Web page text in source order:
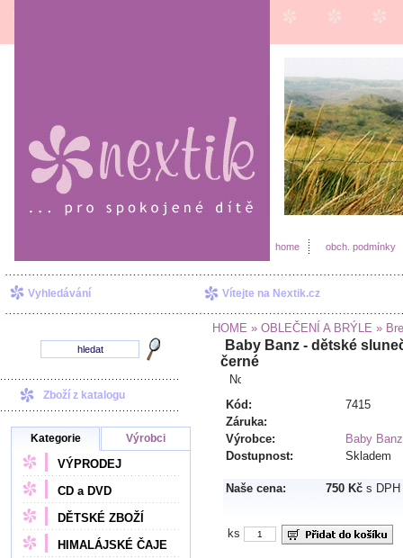
home obch. podmínky
Vyhledávání Vítejte na Nextik.cz
Zboží z katalogu
Kategorie Výrobci
VÝPRODEJ
CD a DVD
DĚTSKÉ ZBOŽÍ
HIMALÁJSKÉ ČAJE
HOME » OBLEČENÍ A BRÝLE »
Baby Banz - dětské
černé
Kód:
7415
Záruka:
Výrobce:
Baby Banz
Dostupnost:
Skladem
Naše cena: 750 Kč s DPH
ks